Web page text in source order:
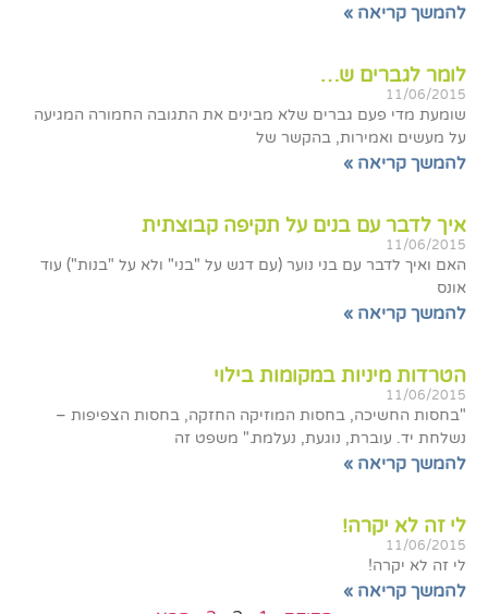
להמשך קריאה »
לומר לגברים ש…
11/06/2015
שומעת מדי פעם גברים שלא מבינים את התגובה החמורה המגיעה
על מעשים ואמירות, בהקשר של
להמשך קריאה »
איך לדבר עם בנים על תקיפה קבוצתית
11/06/2015
האם ואיך לדבר עם בני נוער (עם דגש על "בני" ולא על "בנות") עוד
אונס
להמשך קריאה »
הטרדות מיניות במקומות בילוי
11/06/2015
"בחסות החשיכה, בחסות המוזיקה החזקה, בחסות הצפיפות –
נשלחת יד. עוברת, נוגעת, נעלמת." משפט זה
להמשך קריאה »
לי זה לא יקרה!
11/06/2015
לי זה לא יקרה!
להמשך קריאה »